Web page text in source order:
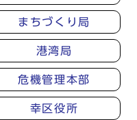
まちづくり局
港湾局
危機管理本部
幸区役所